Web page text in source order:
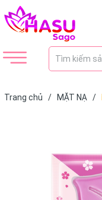
Trang chủ / MẶT NẠ /